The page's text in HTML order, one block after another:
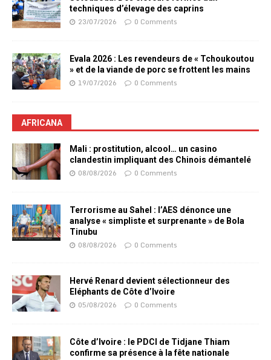
techniques d’élevage des caprins
23/07/2026 0 Comments
Evala 2026 : Les revendeurs de « Tchoukoutou
» et de la viande de porc se frottent les mains
19/07/2026 0 Comments
AFRICANA
Mali : prostitution, alcool… un casino
clandestin impliquant des Chinois démantelé
08/08/2026 0 Comments
Terrorisme au Sahel : l’AES dénonce une
analyse « simpliste et surprenante » de Bola
Tinubu
08/08/2026 0 Comments
Hervé Renard devient sélectionneur des
Eléphants de Côte d’Ivoire
05/08/2026 0 Comments
Côte d’Ivoire : le PDCI de Tidjane Thiam
confirme sa présence à la fête nationale